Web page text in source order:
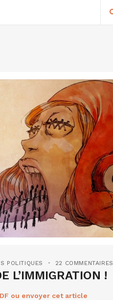
POLITIQUES 22 COMMENTAIRES
L’IMMIGRATION !
ou envoyer cet article